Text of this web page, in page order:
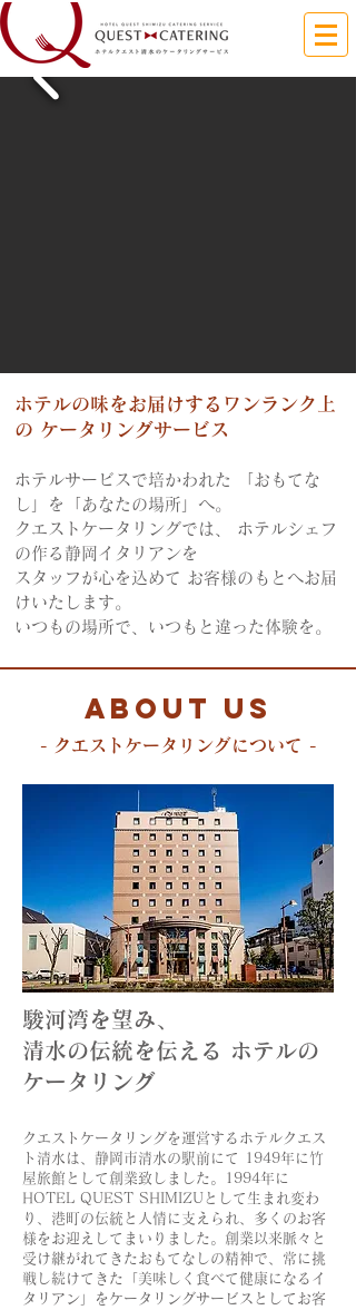
ホテルの味をお届けするワンランク上
の ケータリングサービス
ホテルサービスで培かわれた 「おもてな
し」を「あなたの場所」へ。
クエストケータリングでは、 ホテルシェフ
の作る静岡イタリアンを
スタッフが心を込めて お客様のもとへお届
けいたします。
いつもの場所で、いつもと違った体験を。
ABOUT US
​- クエストケータリングについて -
駿河湾を望み、
清水の伝統を伝える ホテルの
ケータリング
クエストケータリングを運営するホテルクエス
ト清水は、静岡市清水の駅前にて 1949年に竹
屋旅館として創業致しました。1994年に
HOTEL QUEST SHIMIZUとして生まれ変わ
り、港町の伝統と人情に支えられ、多くのお客
様をお迎えしてまいりました。創業以来脈々と
受け継がれてきたおもてなしの精神で、常に挑
戦し続けてきた「美味しく食べて健康になる イ
タリアン」をケータリングサービスとしてお客